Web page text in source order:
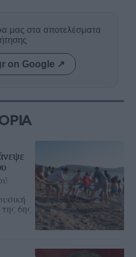
μας στα αποτελέσματα
on Google ↗
6ης